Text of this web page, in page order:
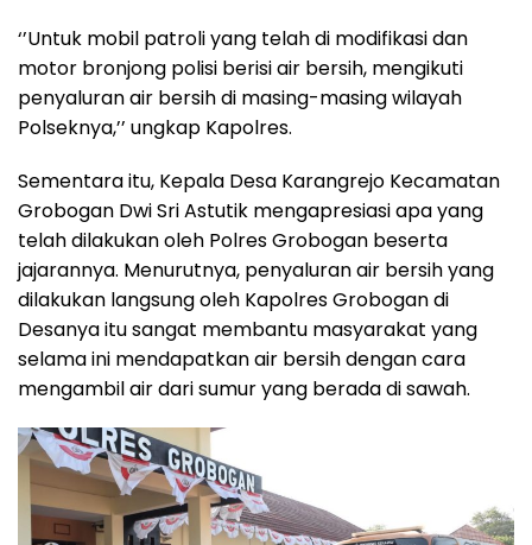
‘’Untuk mobil patroli yang telah di modifikasi dan
motor bronjong polisi berisi air bersih, mengikuti
penyaluran air bersih di masing-masing wilayah
Polseknya,’’ ungkap Kapolres.
Sementara itu, Kepala Desa Karangrejo Kecamatan
Grobogan Dwi Sri Astutik mengapresiasi apa yang
telah dilakukan oleh Polres Grobogan beserta
jajarannya. Menurutnya, penyaluran air bersih yang
dilakukan langsung oleh Kapolres Grobogan di
Desanya itu sangat membantu masyarakat yang
selama ini mendapatkan air bersih dengan cara
mengambil air dari sumur yang berada di sawah.